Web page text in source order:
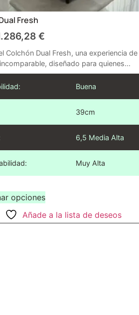
Fresh
€
Colchón Dual Fresh, una experiencia de
diseñado para quienes...
Buena
39cm
6,5 Media Alta
Muy Alta
opciones
Añade a la lista de deseos